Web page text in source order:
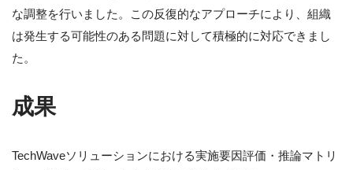
な調整を行いました。この反復的なアプローチにより、組織
は発生する可能性のある問題に対して積極的に対応できまし
た。
成果
TechWaveソリューションにおける実施要因評価・推論マトリ